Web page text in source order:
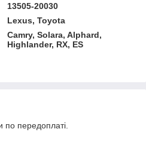
13505-20030
Lexus, Toyota
Camry, Solara, Alphard,
Highlander, RX, ES
по передоплаті.